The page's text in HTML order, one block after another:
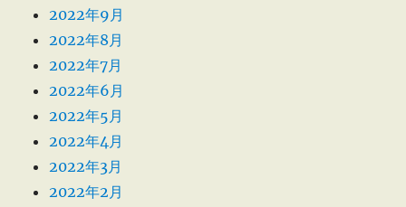
2022年9月
2022年8月
2022年7月
2022年6月
2022年5月
2022年4月
2022年3月
2022年2月